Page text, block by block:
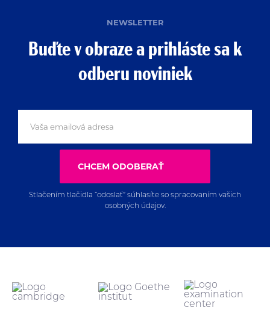
NEWSLETTER
Buďte v obraze a prihláste sa k
odberu noviniek
CHCEM ODOBERAŤ
Stlačením tlačidla “odoslať” súhlasíte so spracovaním vašich
osobných údajov.